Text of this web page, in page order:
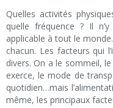
Quelles activités
quelle fréquence ? Il
applicable à tout le
chacun. Les facteurs qui
divers. On a le sommeil,
exerce, le mode de
quotidien…mais
même, les principaux